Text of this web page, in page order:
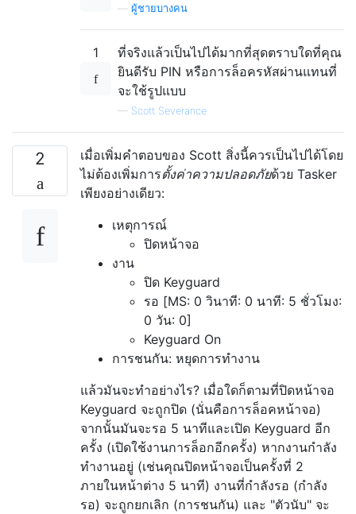
ผู้ชายบางคน
1
ที่จริงแล้วเป็นไปได้มากที่สุดตราบใดที่คุณ
ยินดีรับ PIN หรือการล็อครหัสผ่านแทนที่
จะใช้รูปแบบ
— Scott Severance
2
เมื่อเพิ่มคำตอบของ Scott สิ่งนี้ควรเป็นไปได้โดย
ไม่ต้องเพิ่มการตั้งค่าความปลอดภัยด้วย Tasker
เพียงอย่างเดียว:
เหตุการณ์
ปิดหน้าจอ
งาน
ปิด Keyguard
รอ [MS: 0 วินาที: 0 นาที: 5 ชั่วโมง:
0 วัน: 0]
Keyguard On
การชนกัน: หยุดการทำงาน
แล้วมันจะทำอย่างไร? เมื่อใดก็ตามที่ปิดหน้าจอ
Keyguard จะถูกปิด (นั่นคือการล็อคหน้าจอ)
จากนั้นมันจะรอ 5 นาทีและเปิด Keyguard อีก
ครั้ง (เปิดใช้งานการล็อกอีกครั้ง) หากงานกำลัง
ทำงานอยู่ (เช่นคุณปิดหน้าจอเป็นครั้งที่ 2
ภายในหน้าต่าง 5 นาที) งานที่กำลังรอ (กำลัง
รอ) จะถูกยกเลิก (การชนกัน) และ "ตัวนับ" จะ